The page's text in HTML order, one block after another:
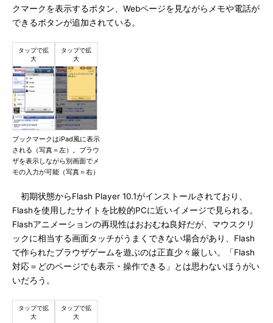
クマークを表示するボタン、Webページを見ながらメモや電話が
できるボタンが追加されている。
ブックマークはiPad風に表示
される（写真＝左）。ブラウ
ザを表示しながら別画面でメ
モの入力が可能（写真＝右）
初期状態からFlash Player 10.1がインストールされており、
Flashを使用したサイトを比較的PCに近いイメージで見られる。
Flashアニメーションの再現性はおおむね良好だが、マウスクリ
ックに相当する画面タッチがうまくできない場合があり、Flash
で作られたブラウザゲームを遊ぶのは正直少々厳しい。「Flash
対応＝どのページでも表示・操作できる」とは思わないほうがい
いだろう。